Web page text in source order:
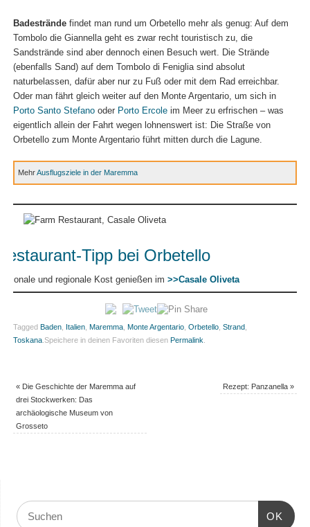
Badesträndefindet man rund um Orbetello mehr als genug: Auf dem
Tombolo die Giannella geht es zwar recht touristisch zu, die
Sandstrände sind aber dennoch einen Besuch wert. Die Strände
(ebenfalls Sand) auf dem Tombolo di Feniglia sind absolut
naturbelassen, dafür aber nur zu Fuß oder mit dem Rad erreichbar.
Oder man fährt gleich weiter auf den Monte Argentario, um sich in
Porto Santo Stefanooder Porto Ercoleim Meer zu erfrischen – was
eigentlich allein der Fahrt wegen lohnenswert ist: Die Straße von
Orbetello zum Monte Argentario führt mitten durch die Lagune.
MehrAusflugsziele in der Maremma
Tipp bei Orbetello
und regionale Kost genießen im>>Casale Oliveta
Tagged Baden, Italien, Maremma, Monte Argentario, Orbetello, Strand,
Toskana.Speichere in deinen Favoriten diesen Permalink.
«Die Geschichte der Maremma auf
drei Stockwerken: Das
archäologische Museum von
Grosseto
Rezept: Panzanella»
OK